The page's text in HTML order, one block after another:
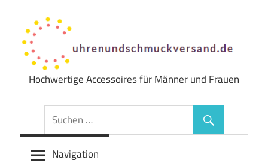
Inhalt
springen
Uhren
Schmuck
Hochwertige Accessoires für Männer und Frauen
Navigation